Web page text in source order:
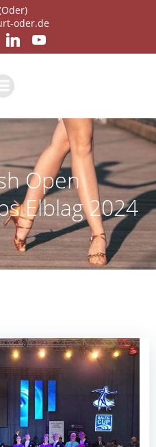
Zum
Inhalt
springen
oder.de
Open
Elblag 2024